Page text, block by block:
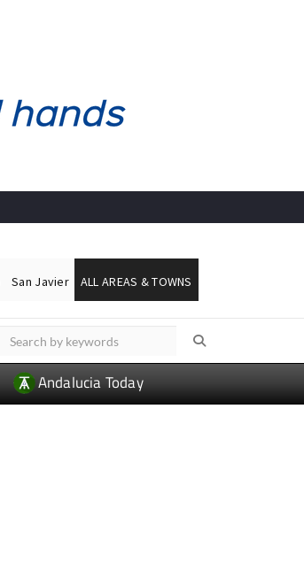
San Javier ALL AREAS & TOWNS
Andalucia Today